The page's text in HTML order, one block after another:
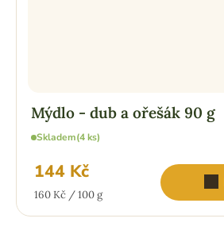
Mýdlo - dub a ořešák 90 g
Skladem(4 ks)
144 Kč
Měrná
160 Kč / 100 g